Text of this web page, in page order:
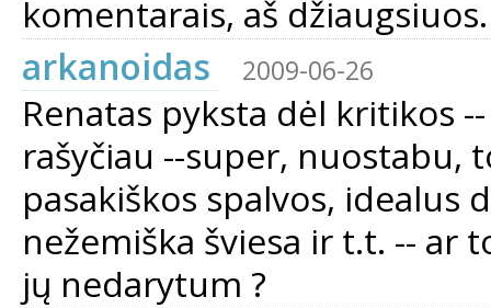
komentarais, aš džiaugsiuos.
arkanoidas
2009-06-26
Renatas pyksta dėl kritikos
rašyčiau --super, nuostabu,
pasakiškos spalvos, idealus
nežemiška šviesa ir t.t. -- ar
jų nedarytum ?